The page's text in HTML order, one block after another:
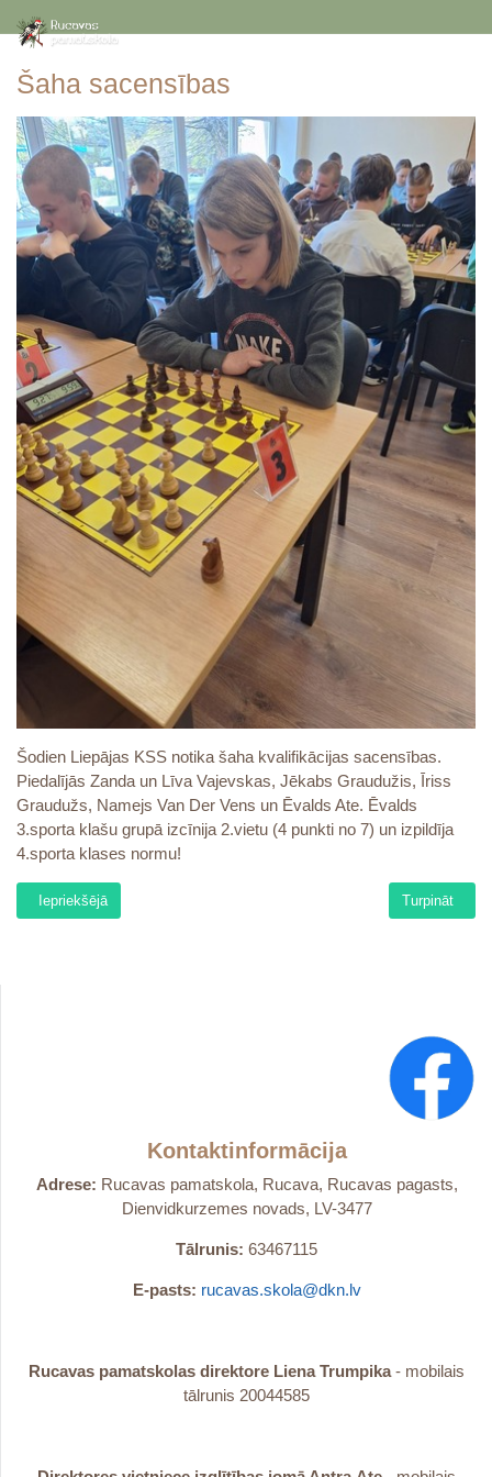
Šaha sacensības
Šodien Liepājas KSS notika šaha kvalifikācijas sacensības.
Piedalījās Zanda un Līva Vajevskas, Jēkabs Graudužis, Īriss
Graudužs, Namejs Van Der Vens un Ēvalds Ate. Ēvalds
3.sporta klašu grupā izcīnija 2.vietu (4 punkti no 7) un izpildīja
4.sporta klases normu!
Iepriekšējais raksts: Lāčplēša diena 2024
Iepriekšējā Nākamais
Turpināt
Kontaktinformācija
Adrese: Rucavas pamatskola, Rucava, Rucavas pagasts,
Dienvidkurzemes novads, LV-3477
Tālrunis: 63467115
E-pasts: rucavas.skola@dkn.lv
Rucavas pamatskolas direktore Liena Trumpika- mobilais
tālrunis 20044585